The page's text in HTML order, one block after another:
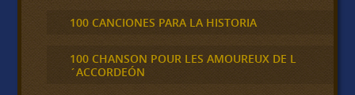
100 CANCIONES PARA LA HISTORIA
100 CHANSON POUR LES AMOUREUX DE L
´ACCORDEÓN